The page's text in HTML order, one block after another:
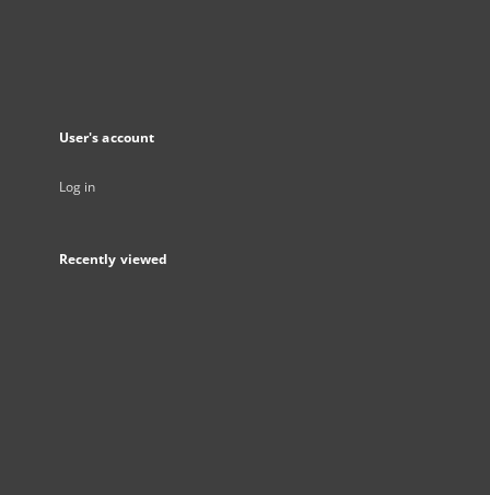
User's account
Log in
Recently viewed